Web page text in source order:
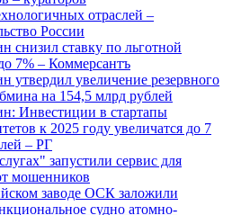
отраслей –
России
снизил ставку по льготной
7% – Коммерсантъ
утвердил увеличение резервного
на 154,5 млрд рублей
Инвестиции в стартапы
к 2025 году увеличатся до 7
– РГ
запустили сервис для
мошенников
заводе ОСК заложили
судно атомно-